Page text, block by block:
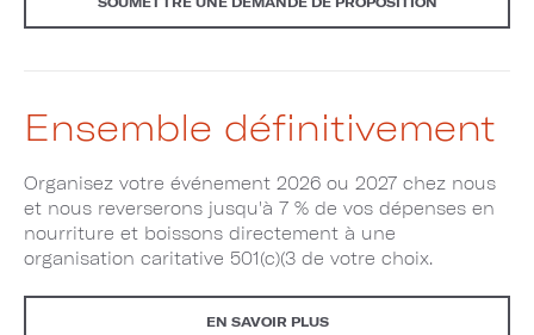
Ensemble définitivement
Organisez votre événement 2026 ou 2027 chez nous
et nous reverserons jusqu'à 7 % de vos dépenses en
nourriture et boissons directement à une
organisation caritative 501(c)(3 de votre choix.
EN SAVOIR PLUS